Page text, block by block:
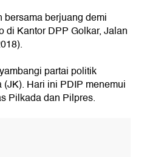
berjuang demi
di Kantor DPP Golkar, Jalan
partai politik
Hari ini PDIP menemui
Pilkada dan Pilpres.